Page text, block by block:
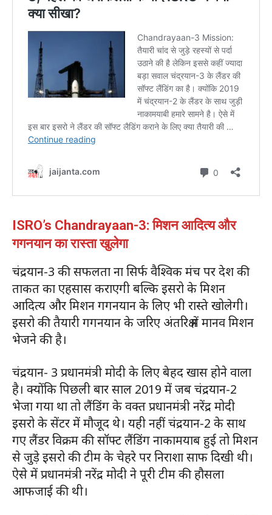
ISRO’s Chandrayaan-3: मिशन आदित्य और
गगनयान का रास्ता खुलेगा
चंद्रयान-3 की सफलता ना सिर्फ वैश्विक मंच पर देश की
ताकत का एहसास कराएगी बल्कि इसरो के मिशन
आदित्य और मिशन गगनयान के लिए भी रास्ते खोलेगी।
इसरो की तैयारी गगनयान के जरिए अंतरिक्ष में मानव मिशन
भेजने की है।
चंद्रयान- 3 प्रधानमंत्री मोदी के लिए बेहद खास होने वाला
है। क्योंकि पिछली बार साल 2019 में जब चंद्रयान-2
भेजा गया था तो लैंडिंग के वक्त प्रधानमंत्री नरेंद्र मोदी
इसरो के सेंटर में मौजूद थे। यही नहीं चंद्रयान-2 के साथ
गए लैंडर विक्रम की सॉफ्ट लैंडिंग नाकामयाब हुई तो मिशन
से जुड़े इसरो की टीम के चेहरे पर निराशा साफ दिखी थी।
ऐसे में प्रधानमंत्री नरेंद्र मोदी ने पूरी टीम की हौसला
आफजाई की थी।